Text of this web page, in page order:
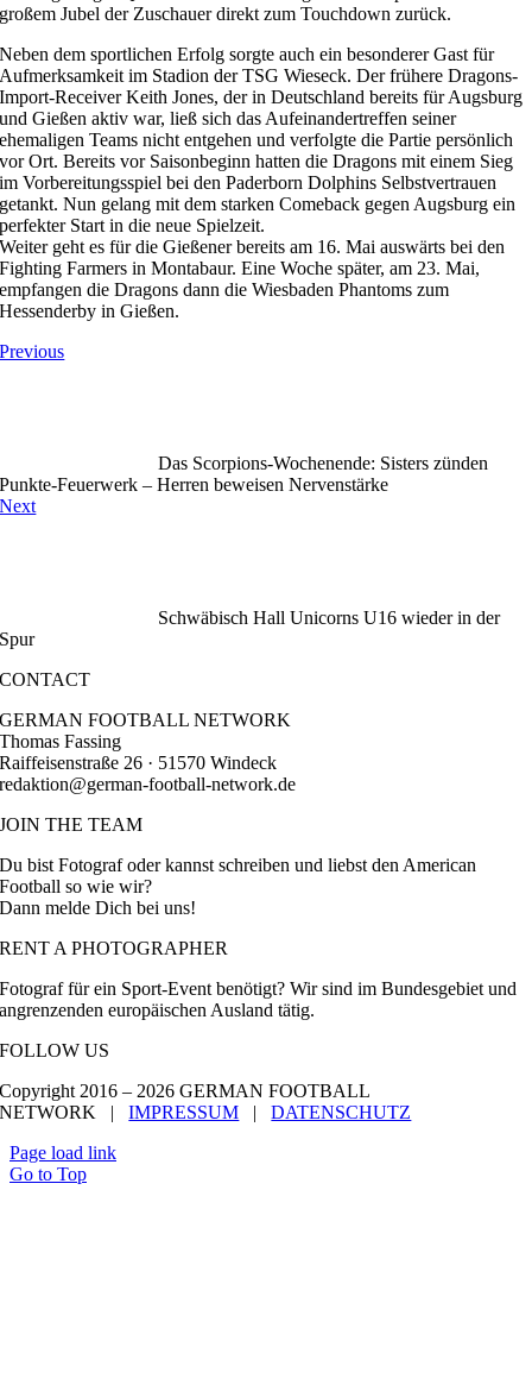
großem Jubel der Zuschauer direkt zum Touchdown zurück.
Neben dem sportlichen Erfolg sorgte auch ein besonderer Gast für
Aufmerksamkeit im Stadion der TSG Wieseck. Der frühere Dragons-
Import-Receiver Keith Jones, der in Deutschland bereits für Augsburg
und Gießen aktiv war, ließ sich das Aufeinandertreffen seiner
ehemaligen Teams nicht entgehen und verfolgte die Partie persönlich
vor Ort. Bereits vor Saisonbeginn hatten die Dragons mit einem Sieg
im Vorbereitungsspiel bei den Paderborn Dolphins Selbstvertrauen
getankt. Nun gelang mit dem starken Comeback gegen Augsburg ein
perfekter Start in die neue Spielzeit.
Weiter geht es für die Gießener bereits am 16. Mai auswärts bei den
Fighting Farmers in Montabaur. Eine Woche später, am 23. Mai,
empfangen die Dragons dann die Wiesbaden Phantoms zum
Hessenderby in Gießen.
Previous
Das Scorpions-Wochenende: Sisters zünden
Punkte-Feuerwerk – Herren beweisen Nervenstärke
Next
Schwäbisch Hall Unicorns U16 wieder in der
Spur
CONTACT
GERMAN FOOTBALL NETWORK
Thomas Fassing
Raiffeisenstraße 26 · 51570 Windeck
redaktion@german-football-network.de
JOIN THE TEAM
Du bist Fotograf oder kannst schreiben und liebst den American
Football so wie wir?
Dann melde Dich bei uns!
RENT A PHOTOGRAPHER
Fotograf für ein Sport-Event benötigt? Wir sind im Bundesgebiet und
angrenzenden europäischen Ausland tätig.
FOLLOW US
Copyright 2016 – 2026 GERMAN FOOTBALL
NETWORK |IMPRESSUM |DATENSCHUTZ
Page load link
Go to Top